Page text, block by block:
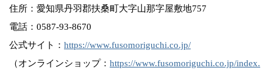
住所：愛知県丹羽郡扶桑町大字山那字屋敷地757
電話：0587-93-8670
公式サイト： https://www.fusomoriguchi.co.jp/
（オンラインショップ： https://www.fusomoriguchi.co.jp/index.